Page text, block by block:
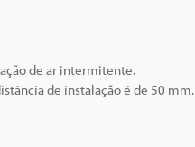
de ar intermitente.
de instalação é de 50 mm.